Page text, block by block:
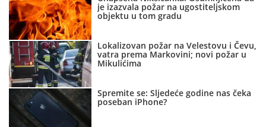
je izazvala požar na ugostiteljskom
objektu u tom gradu
Lokalizovan požar na Velestovu i Čevu,
vatra prema Markovini; novi požar u
Mikulićima
Spremite se: Sljedeće godine nas čeka
poseban iPhone?